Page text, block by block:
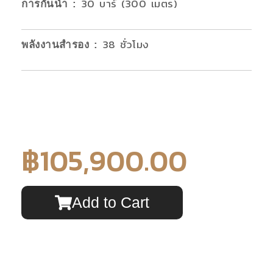
การกันน้ำ : 30 บาร์ (300 เมตร)
พลังงานสำรอง : 38 ชั่วโมง
฿105,900.00
Add to Cart